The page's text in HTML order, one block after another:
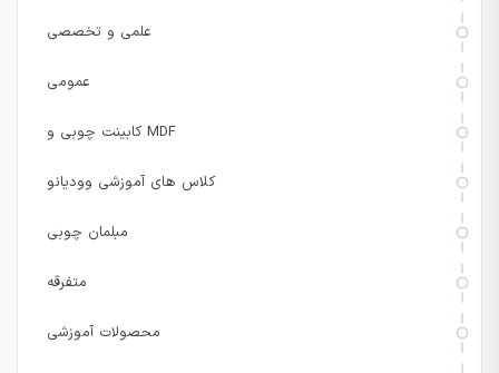
علمی و تخصصی
عمومی
کابینت چوبی و MDF
کلاس های آموزشی وودیانو
مبلمان چوبی
متفرقه
محصولات آموزشی